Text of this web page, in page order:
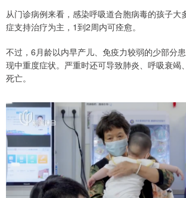
从门诊病例来看，感染呼吸道合胞病毒的孩子大
症支持治疗为主，1到2周内可痊愈。
不过，6月龄以内早产儿、免疫力较弱的少部分
现中重度症状。严重时还可导致肺炎、呼吸衰竭
死亡。